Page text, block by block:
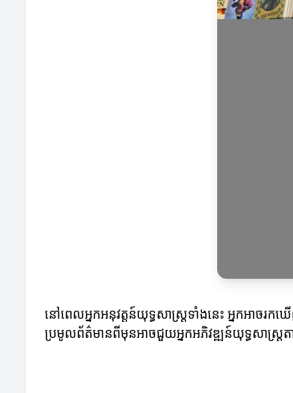
នៅពេលអ្នកអនុវត្តន៍យុទ្ធសាស្ត្រទាំងនេះ អ្នកអាចរ
ប្រមូលព័ត៌មានពីមុនអាចជួយអ្នកអភិវឌ្ឍន៍យុទ្ធសាស្ត្រត